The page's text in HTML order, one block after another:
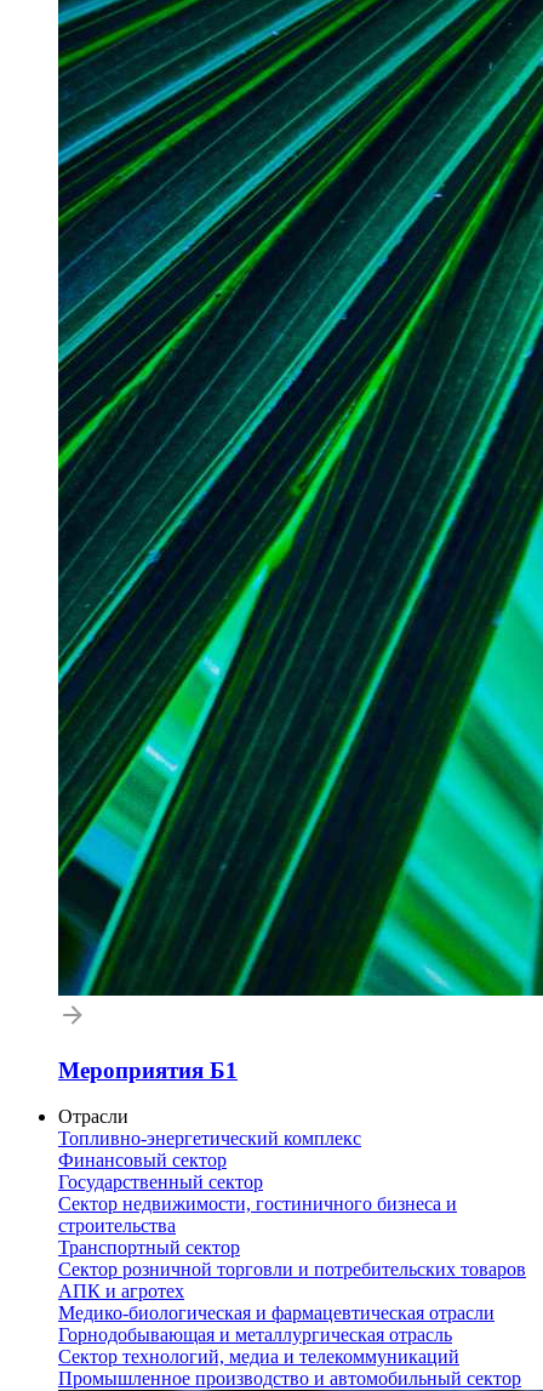
Мероприятия Б1
Отрасли
Топливно-энергетический комплекс
Финансовый сектор
Государственный сектор
Сектор недвижимости, гостиничного бизнеса и
строительства
Транспортный сектор
Сектор розничной торговли и потребительских товаров
АПК и агротех
Медико-биологическая и фармацевтическая отрасли
Горнодобывающая и металлургическая отрасль
Сектор технологий, медиа и телекоммуникаций
Промышленное производство и автомобильный сектор